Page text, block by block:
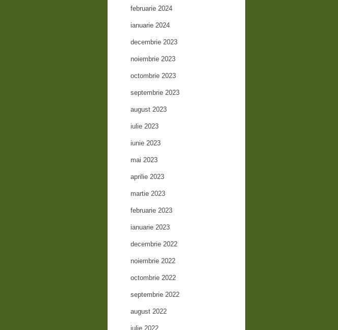
februarie 2024
ianuarie 2024
decembrie 2023
noiembrie 2023
octombrie 2023
septembrie 2023
august 2023
iulie 2023
iunie 2023
mai 2023
aprilie 2023
martie 2023
februarie 2023
ianuarie 2023
decembrie 2022
noiembrie 2022
octombrie 2022
septembrie 2022
august 2022
iulie 2022